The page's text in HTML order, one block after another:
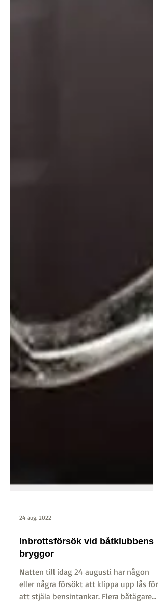
Inbrottsförsök vid båtklubbens
bryggor
Natten till idag 24 augusti har någon
eller några försökt att klippa upp lås för